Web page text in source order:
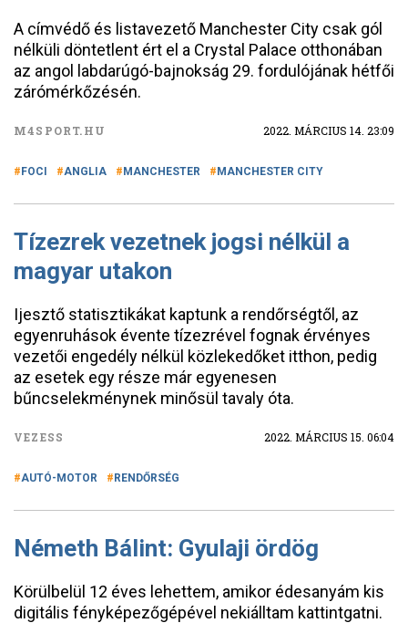
A címvédő és listavezető Manchester City csak gól
nélküli döntetlent ért el a Crystal Palace otthonában
az angol labdarúgó-bajnokság 29. fordulójának hétfői
zárómérkőzésén.
M4SPORT.HU 2022. MÁRCIUS 14. 23:09
FOCI ANGLIA MANCHESTER MANCHESTER CITY
Tízezrek vezetnek jogsi nélkül a
magyar utakon
Ijesztő statisztikákat kaptunk a rendőrségtől, az
egyenruhások évente tízezrével fognak érvényes
vezetői engedély nélkül közlekedőket itthon, pedig
az esetek egy része már egyenesen
bűncselekménynek minősül tavaly óta.
VEZESS 2022. MÁRCIUS 15. 06:04
AUTÓ-MOTOR RENDŐRSÉG
Németh Bálint: Gyulaji ördög
Körülbelül 12 éves lehettem, amikor édesanyám kis
digitális fényképezőgépével nekiálltam kattintgatni.